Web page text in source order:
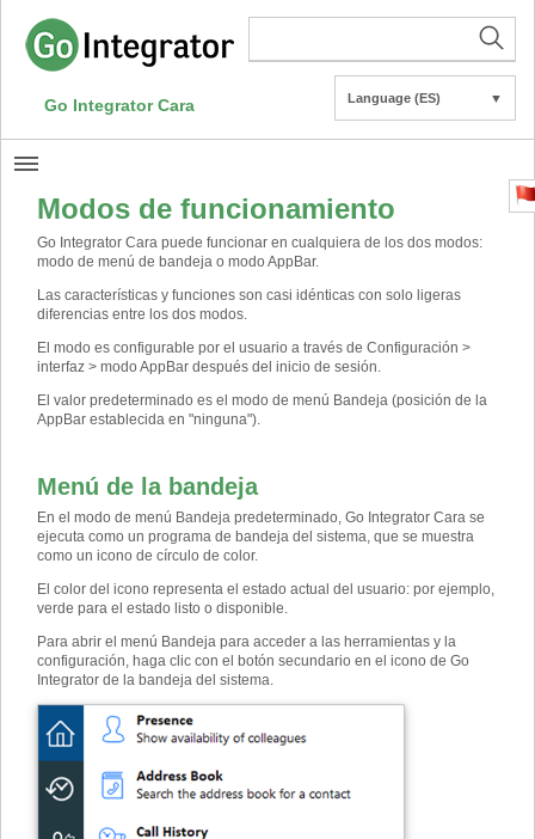
Go Integrator Cara Language (ES) ▼
Modos de funcionamiento
Go Integrator Cara puede funcionar en cualquiera de los dos modos:
modo de menú de bandeja o modo AppBar.
Las características y funciones son casi idénticas con solo ligeras
diferencias entre los dos modos.
El modo es configurable por el usuario a través de Configuración >
interfaz > modo AppBar después del inicio de sesión.
El valor predeterminado es el modo de menú Bandeja (posición de la
AppBar establecida en "ninguna").
Menú de la bandeja
En el modo de menú Bandeja predeterminado, Go Integrator Cara se
ejecuta como un programa de bandeja del sistema, que se muestra
como un icono de círculo de color.
El color del icono representa el estado actual del usuario: por ejemplo,
verde para el estado listo o disponible.
Para abrir el menú Bandeja para acceder a las herramientas y la
configuración, haga clic con el botón secundario en el icono de Go
Integrator de la bandeja del sistema.